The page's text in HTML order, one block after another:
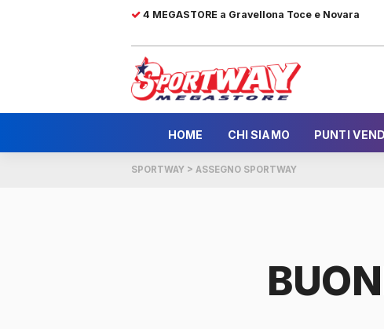
4 MEGASTORE a Gravellona Toce e Novara
HOME CHI SIAMO PUNTI
SPORTWAY > ASSEGNO SPORTWAY